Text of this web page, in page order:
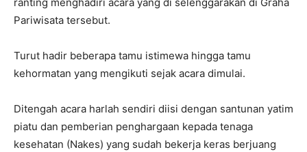
ranting menghadiri acara yang di selenggarakan di Graha
Pariwisata tersebut.
Turut hadir beberapa tamu istimewa hingga tamu
kehormatan yang mengikuti sejak acara dimulai.
Ditengah acara harlah sendiri diisi dengan santunan yatim
piatu dan pemberian penghargaan kepada tenaga
kesehatan (Nakes) yang sudah bekerja keras berjuang